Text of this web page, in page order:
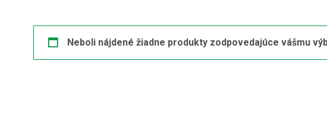
Neboli nájdené žiadne produkty zodpovedajúce vášmu